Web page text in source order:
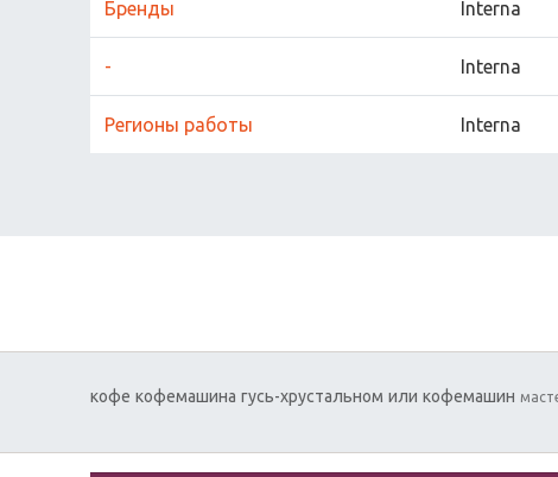
Бренды Interna
- Interna
Регионы работы Interna
кофе кофемашина гусь-хрустальном или кофемашин